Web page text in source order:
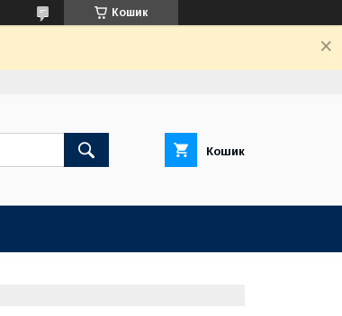
Кошик
Кошик